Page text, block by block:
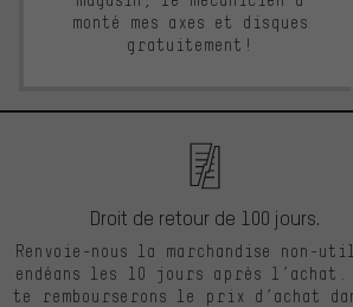
monté mes axes et disques
gratuitement!
Droit de retour de 100 jours.
Renvoie-nous la marchandise non-
endéans les 10 jours après l’achat.
te rembourserons le prix d’achat